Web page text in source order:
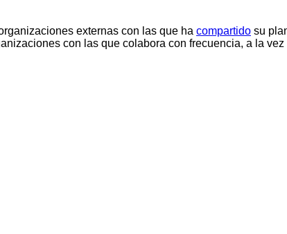
externas con las que ha compartido su
con las que colabora con frecuencia, a la